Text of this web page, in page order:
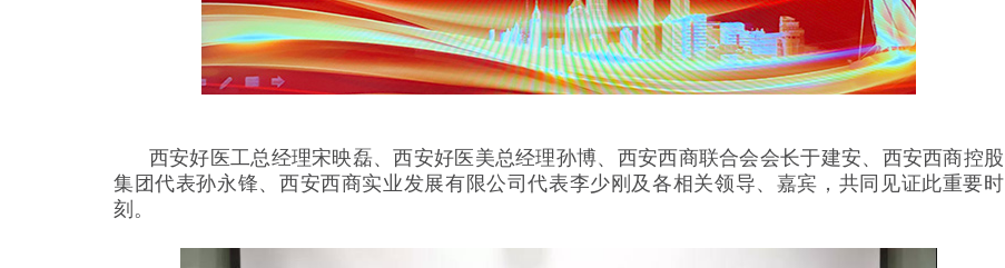
西安好医工总经理宋映磊、西安好医美总经理孙博、西安西商联合会会长于建安、西安西商控股
集团代表孙永锋、西安西商实业发展有限公司代表李少刚及各相关领导、嘉宾，共同见证此重要时
刻。